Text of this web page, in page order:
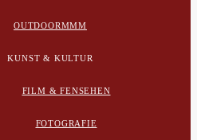
OUTDOORMMM
KUNST & KULTUR
FILM & FENSEHEN
FOTOGRAFIE